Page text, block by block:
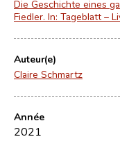
Die Geschichte eines
Fiedler. In: Tageblatt –
Auteur(e)
Claire Schmartz
Année
2021